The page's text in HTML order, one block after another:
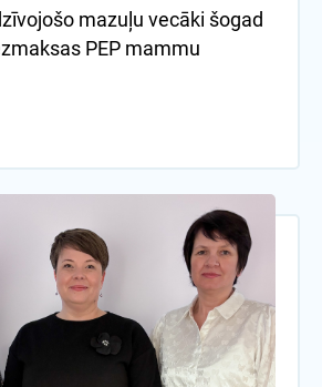
mazuļu vecāki šogad
PEP mammu